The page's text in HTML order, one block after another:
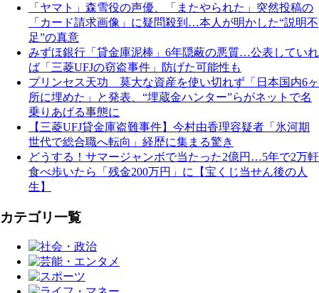
「ヤマト」森雪役の声優、「またやられた」突然投稿の
「カード請求画像」に疑問殺到…本人が明かした“説明不
足”の真意
みずほ銀行「貸金庫泥棒」6年隠蔽の悪質…公表していれ
ば「三菱UFJの窃盗事件」防げた可能性も
プリンセス天功 莫大な資産を使い切れず「日本国内6ヶ
所に埋めた」と発表、“埋蔵金ハンター”らがネットで名
乗りあげる事態に
【三菱UFJ貸金庫盗難事件】今村由香理容疑者「氷河期
世代で総合職へ転向」経歴に集まる驚き
どうする！サマージャンボで当たった2億円…5年で2万軒
食べ歩いたら「残金200万円」に【宝くじ当せん後の人
生】
カテゴリ一覧